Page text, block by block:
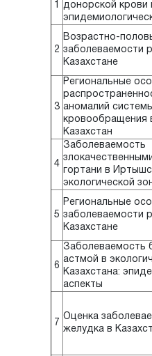
1
донорской крови
2
Возрастно-
заболеваемости
Казахстане
3
Региональные
аномалий
кровообращения
Казахстан
4
Заболеваемость
гортани в
экологической
5
Региональные
заболеваемости
Казахстане
6
Заболеваемость
астмой в
Казахстана:
аспекты
7
Оценка
желудка в